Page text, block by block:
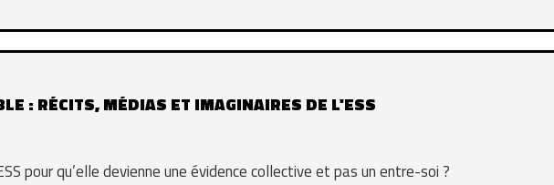
: RÉCITS, MÉDIAS ET IMAGINAIRES DE L'ESS
pour qu’elle devienne une évidence collective et pas un entre-soi ?